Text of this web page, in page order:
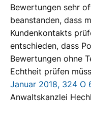
Bewertungen sehr
beanstanden, dass
Kundenkontakts
entschieden, dass
Bewertungen ohne
Echtheit prüfen
Januar 2018, 324 O
Anwaltskanzlei